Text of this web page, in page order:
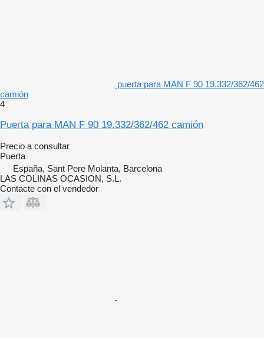
puerta para MAN F 90 19.332/362/462
camión
4
Puerta para MAN F 90 19.332/362/462 camión
Precio a consultar
Puerta
España, Sant Pere Molanta, Barcelona
LAS COLINAS OCASION, S.L.
Contacte con el vendedor